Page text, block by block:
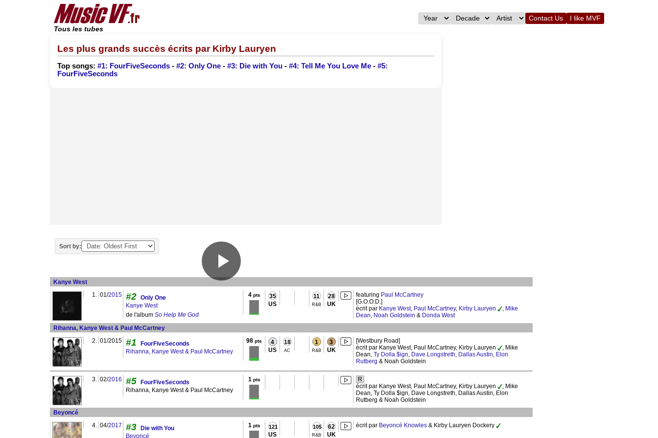
Tous les tubes
Contact Us I like MVF
Les plus grands succès écrits par Kirby Lauryen
Top songs: #1: FourFiveSeconds - #2: Only One - #3: Die with You - #4: Tell Me You Love Me - #5:
FourFiveSeconds
Sort by:
Kanye West
1. 01/2015 #2 Only One
Kanye West
de l'album So Help Me God
4pts 35
US
11
R&B
28
UK
featuring Paul McCartney
[G.O.O.D.]
écrit par Kanye West, Paul McCartney, Kirby Lauryen , Mike
Dean, Noah Goldstein & Donda West
Rihanna, Kanye West & Paul McCartney
2. 01/2015 #1
FourFiveSeconds
Rihanna, Kanye West & Paul McCartney
98 pts 4
US
18
AC
1
R&B
3
UK
[Westbury Road]
écrit par Kanye West, Paul McCartney, Kirby Lauryen
, Mike
Dean, Ty Dolla $ign, Dave Longstreth, Dallas Austin, Elon
Rutberg & Noah Goldstein
3. 02/2016 #5
FourFiveSeconds
Rihanna, Kanye West & Paul McCartney
1 pts
R
écrit par Kanye West, Paul McCartney, Kirby Lauryen
, Mike
Dean, Ty Dolla $ign, Dave Longstreth, Dallas Austin, Elon
Rutberg & Noah Goldstein
Beyoncé
4. 04/2017 #3
Die with You
Beyoncé
1 pts
121
US
105
R&B
62
UK
écrit par Beyoncé Knowles & Kirby Lauryen Dockery